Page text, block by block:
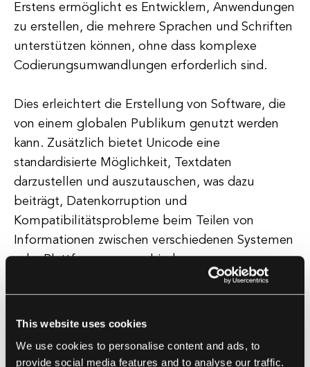
This website uses cookies
We use cookies to personalise content and ads, to
provide social media features and to analyse our traffic.
Erstens ermöglicht es Entwicklern, Anwendungen
zu erstellen, die mehrere Sprachen und Schriften
unterstützen können, ohne dass komplexe
Codierungsumwandlungen erforderlich sind.
Dies erleichtert die Erstellung von Software, die
von einem globalen Publikum genutzt werden
kann. Zusätzlich bietet Unicode eine
standardisierte Möglichkeit, Textdaten
darzustellen und auszutauschen, was dazu
beiträgt, Datenkorruption und
Kompatibilitätsprobleme beim Teilen von
Informationen zwischen verschiedenen Systemen
oder Plattformen zu verhindern.
einige Herausforderungen, mit denen Entwickler